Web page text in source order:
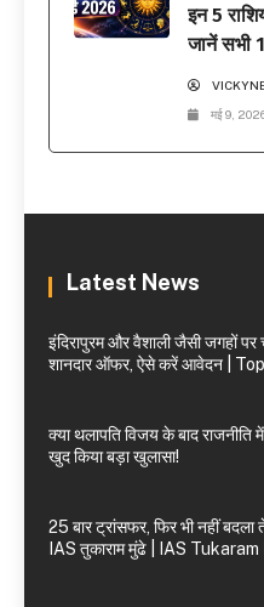
इन 5
जानें सभी
मई 9,
Latest News
इंदिरापुरम और वैशाली जैसी जगहों
शानदार ऑफर, ऐसे करें आवेदन |
क्या थलापति विजय के बाद
खुद किया बड़ा खुलासा!
25 बार ट्रांसफर, फिर भी नहीं
IAS तुकाराम मुंढे | IAS